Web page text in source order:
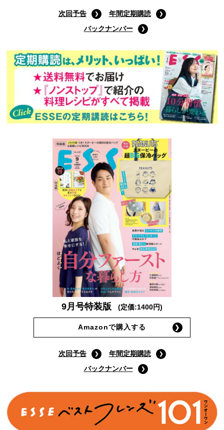
Amazonで購入する
次回予告
年間定期購読
バックナンバー
Amazonで購入する
次回予告
年間定期購読
バックナンバー